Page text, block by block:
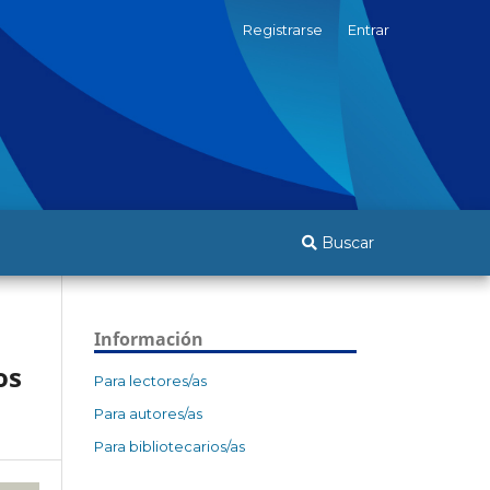
Buscar
Registrarse Entrar
Información
Para lectores/as
Para autores/as
Para bibliotecarios/as